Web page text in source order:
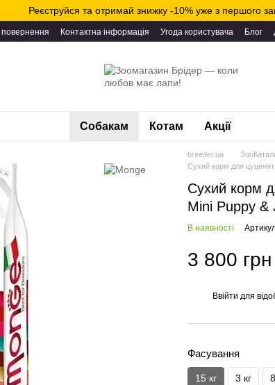
Реєструйся та отримай знижку -10% уже з першого
Контактна інформація Угода користувача Блог
Собакам Котам Акції
breeder.ua
Сухий корм для цуценят
Сухий корм
Mini Puppy &
В наявності
3 800 грн
Ввійти для
Фасування
15 кг 3 кг